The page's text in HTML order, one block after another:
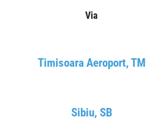
Via
Timisoara Aeroport, TM
Sibiu, SB